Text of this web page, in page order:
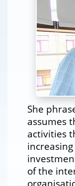
She
assumes
activities
of the